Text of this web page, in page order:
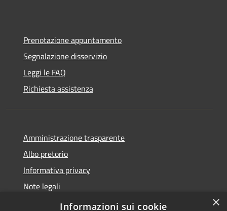
Prenotazione appuntamento
Segnalazione disservizio
Leggi le FAQ
Richiesta assistenza
Amministrazione trasparente
Albo pretorio
Informativa privacy
Note legali
Dichiarazione di accessibilità
×
Informazioni sui cookie